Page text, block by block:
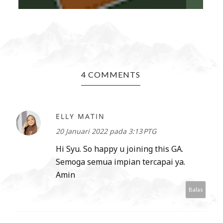
4 COMMENTS
ELLY MATIN
20 Januari 2022 pada 3:13 PTG
Hi Syu. So happy u joining this GA.
Semoga semua impian tercapai ya.
Amin
Balas